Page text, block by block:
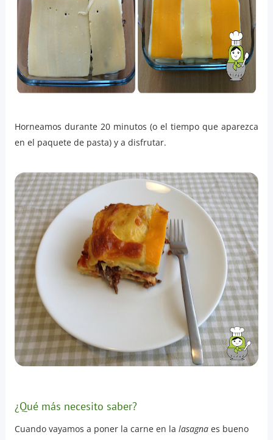
Horneamos durante 20 minutos (o el tiempo que aparezca
en el paquete de pasta) y a disfrutar.
¿Qué más necesito saber?
Cuando vayamos a poner la carne en la lasagnaes bueno